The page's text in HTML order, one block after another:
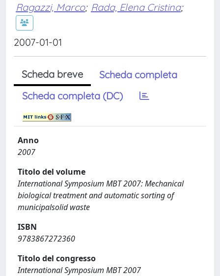
Ragazzi, Marco; Rada, Elena Cristina;
2007-01-01
Scheda breve
Scheda completa
Scheda completa (DC)
Anno
2007
Titolo del volume
International Symposium MBT 2007: Mechanical
biological treatment and automatic sorting of
municipalsolid waste
ISBN
9783867272360
Titolo del congresso
International Symposium MBT 2007